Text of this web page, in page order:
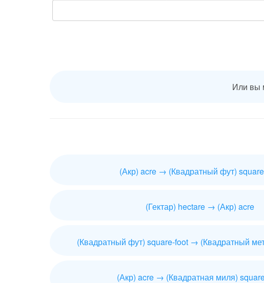
Или вы
(Акр) acre → (Квадратный фут)
(Гектар) hectare → (Акр) acre
(Квадратный фут) square-foot → (Квадратный
(Акр) acre → (Квадратная миля)